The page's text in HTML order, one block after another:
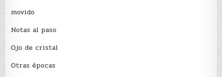
movido
Notas al paso
Ojo de cristal
Otras épocas